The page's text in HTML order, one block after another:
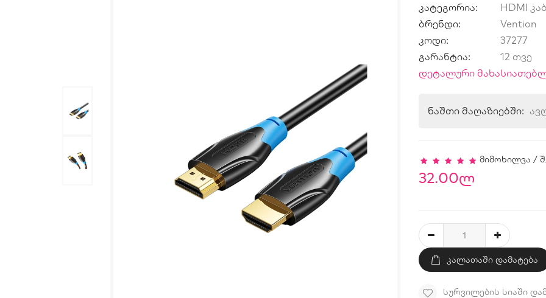
კატეგორია:
HDMI
ბრენდი:
Vention
კოდი:
37277
გარანტია:
12 თვე
დეტალური
ნაშთი მაღაზიებში:
მიმოხილვა /
32.00ლ
ᲙᲐᲚᲐᲗᲐᲨᲘ ᲓᲐᲛᲐᲢᲔᲑᲐ
ᲡᲣᲠᲕᲘᲚᲔᲑᲘᲡ ᲡᲘᲐᲨᲘ